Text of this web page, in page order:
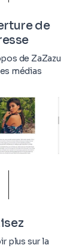
de
de ZaZazu
médias
plus sur la